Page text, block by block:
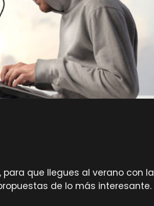
que llegues al verano con la
de lo más interesante.